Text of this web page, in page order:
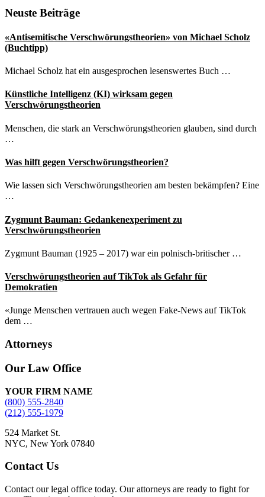
Türöffner
Verschwörungstheorien
Seitenspalte
Neuste Beiträge
«Antisemitische Verschwörungstheorien» von Michael Scholz
(Buchtipp)
Michael Scholz hat ein ausgesprochen lesenswertes Buch …
Künstliche Intelligenz (KI) wirksam gegen
Verschwörungstheorien
Menschen, die stark an Verschwörungstheorien glauben, sind durch
…
Was hilft gegen Verschwörungstheorien?
Wie lassen sich Verschwörungstheorien am besten bekämpfen? Eine
…
Zygmunt Bauman: Gedankenexperiment zu
Verschwörungstheorien
Zygmunt Bauman (1925 – 2017) war ein polnisch-britischer …
Verschwörungstheorien auf TikTok als Gefahr für
Demokratien
«Junge Menschen vertrauen auch wegen Fake-News auf TikTok
dem …
Attorneys
Site
Footer
Our Law Office
YOUR FIRM NAME
(800) 555-2840
(212) 555-1979
524 Market St.
NYC, New York 07840
Contact Us
Contact our legal office today. Our attorneys are ready to fight for